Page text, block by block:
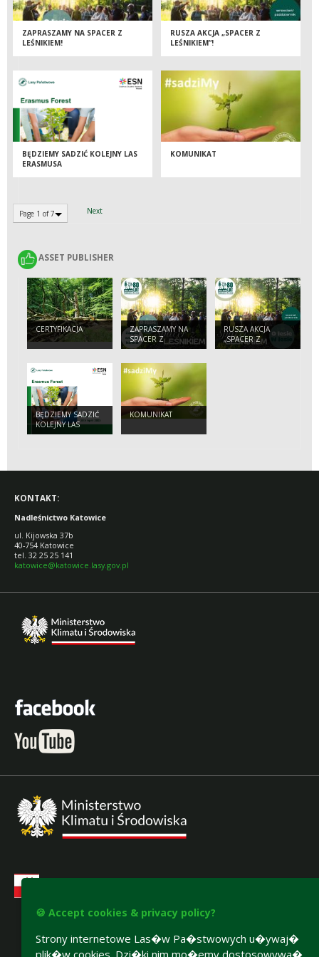
ZAPRASZAMY NA SPACER Z
LEŚNIKIEM!
RUSZA AKCJA „SPACER Z
LEŚNIKIEM”!
BĘDZIEMY SADZIĆ KOLEJNY LAS
ERASMUSA
KOMUNIKAT
Page 1 of 7 Next
ASSET PUBLISHER
ASSET PUBLISHER
CERTYFIKACJA
ZAPRASZAMY NA
SPACER Z
LEŚNIKIEM!
RUSZA AKCJA
„SPACER Z
LEŚNIKIEM”!
BĘDZIEMY SADZIĆ
KOLEJNY LAS
ERASMUSA
KOMUNIKAT
KONTAKT:
Nadleśnictwo Katowice
ul. Kijowska 37b
40-754 Katowice
tel. 32 25 25 141
katowice@katowice.lasy.gov.pl
Accesibility declaration
🍪 Accept cookies & privacy policy?
Strony internetowe Las�w Pa�stwowych u�ywaj�
plik�w cookies. Dzi�ki nim mo�emy dostosowywa�